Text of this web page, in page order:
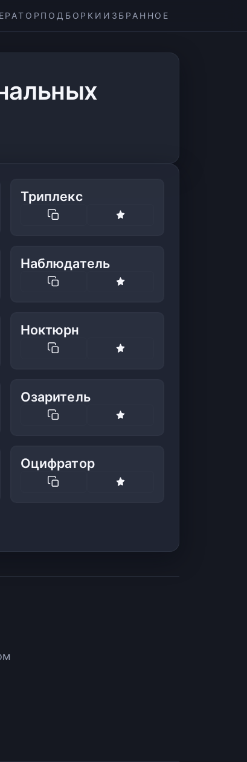
ПОДБОРКИ ИЗБРАННОЕ
Триплекс
Наблюдатель
Ноктюрн
Озаритель
Оцифратор